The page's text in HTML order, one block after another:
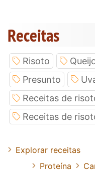
Receitas
Risoto
Presunto
Receitas de
Receitas de
Explorar receitas
Proteína